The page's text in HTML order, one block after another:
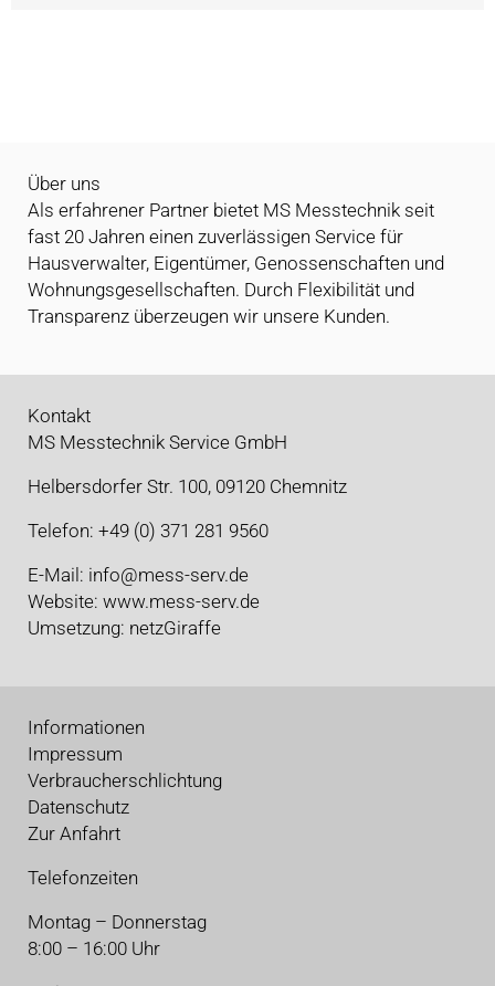
Über uns
Als erfahrener Partner bietet MS Messtechnik seit
fast 20 Jahren einen zuverlässigen Service für
Hausverwalter, Eigentümer, Genossenschaften und
Wohnungsgesellschaften. Durch Flexibilität und
Transparenz überzeugen wir unsere Kunden.
Kontakt
MS Messtechnik Service GmbH
Helbersdorfer Str. 100, 09120 Chemnitz
Telefon: +49 (0) 371 281 9560
E-Mail: info@mess-serv.de
Website: www.mess-serv.de
Umsetzung: netzGiraffe
Informationen
Impressum
Verbraucherschlichtung
Datenschutz
Zur Anfahrt
Telefonzeiten
Montag – Donnerstag
8:00 – 16:00 Uhr